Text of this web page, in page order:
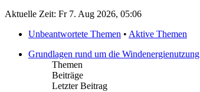
Aktuelle Zeit: Fr 7. Aug 2026, 05:06
Unbeantwortete Themen • Aktive Themen
Grundlagen rund um die Windenergienutzung
Themen
Beiträge
Letzter Beitrag